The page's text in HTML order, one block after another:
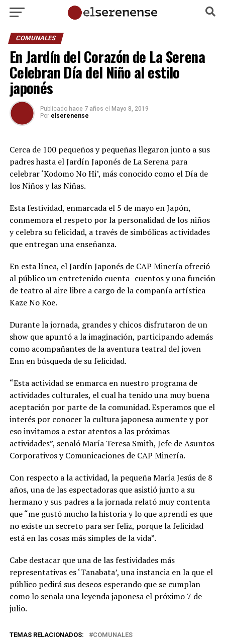
COMUNALES
En Jardín del Corazón de La Serena
Celebran Día del Niño al estilo
japonés
Publicado hace 7 años el Mayo 8, 2019
Por elserenense
Cerca de 100 pequeños y pequeñas llegaron junto a sus
padres hasta el Jardín Japonés de La Serena para
celebrar ‘Kodomo No Hi’, más conocido como el Día de
los Niños y las Niñas.
Esta festividad, enmarcada el 5 de mayo en Japón,
conmemora el respeto por la personalidad de los niños
y celebra su felicidad, a través de simbólicas actividades
que entregan una enseñanza.
En esta línea, el Jardín Japonés de CAP Minería ofreció
al público un entretenido cuenta–cuentos y una función
de teatro al aire libre a cargo de la compañía artística
Kaze No Koe.
Durante la jornada, grandes y chicos disfrutaron de un
show que apuntó a la imaginación, participando además
como acompañantes de la aventura teatral del joven
Enn en búsqueda de su felicidad.
“Esta actividad se enmarca en nuestro programa de
actividades culturales, el cual ha tenido una muy buena
aceptación por parte de la comunidad. Esperamos que el
interés por conocer la cultura japonesa aumente y por
eso invitamos a estar atentos a las próximas
actividades”, señaló María Teresa Smith, Jefe de Asuntos
Corporativos y Comunicaciones de CAP Minería.
Con respecto a la actividad, la pequeña María Jesús de 8
años, una de las espectadoras que asistió junto a su
hermano y sus padres a la jornada relató muy contenta
que “me gustó mucho la historia y lo que aprendí es que
no existe un secreto para ser feliz, porque la felicidad
está en las cosas más simples de la vida”.
Cabe destacar que una de las festividades más
representativas es ‘Tanabata’, una instancia en la que el
público pedirá sus deseos esperando que se cumplan
como lo señala una leyenda japonesa el próximo 7 de
julio.
TEMAS RELACIONADOS: COMUNALES